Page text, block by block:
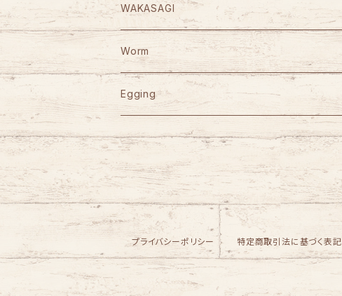
D-3 Custom Lure's
Jet Slow
VARIVAS
ORCA
JACKALL
M-AIRE
G-CRAFT
Abu Garcia
SLP WORKS
STUDIO OCEAN MARK
NO LIMITS BLUE HEAVEN
BLUE HEAVEN
SEAFLOORCONTROL
SEIQZ
ATEC
Marfix
REPLY
GOD HANDS
D-3 Custom Lure's
WooDream
Arbor
D-Bonito
Akiya
D-BPOPPER
ITO CRAFT
Bowie
CALIBER
EMISHI CUSTOM SPOON
EMISHI
Balsa EMISHI
岡Craft
LT-30/35
LT-12/21
LT-40
Sea Goblin
正宗20g
正宗35g
Jackson
Athlete12SS
Water Land
STUDIO OCEAN MARK
HOOK REMOVER 130S
HOOK REMOVER 165S
HN AE100EX-CORK
HN AC25 WOOD
HN AC30 WOOD
HN AC33 WOOD
CAPS
KAID
SUBROC
Huerco
LITTLE PRESENTS
WISE CUSTOM
WAKASAGI
がまかつ
YGK
DAIWA
D-3 Custom Lure's
マルキュー
VARIVAS
Worm
Berkley
Power Bait Max Scent
Saltwater Pulse Worm
Saltwater Crabby
Gulp! Sand Sardine 1.8inch
reins
根魚フラット
Egging
YAMASHITA
ECOGEAR
ダートマックスTRZ
エギリーダートマックス
プライバシーポリシー 特定商取引法に基づく表記